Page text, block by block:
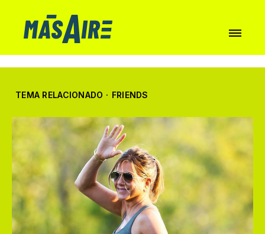
TEMA RELACIONADO · FRIENDS